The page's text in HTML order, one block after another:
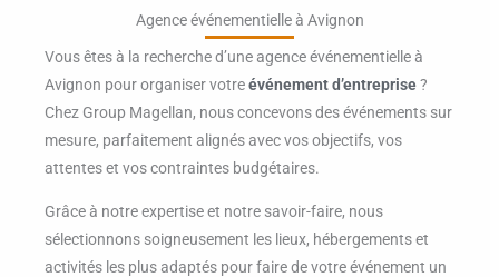
Agence événementielle à Avignon
Vous êtes à la recherche d’une agence événementielle à
Avignon pour organiser votreévénement d’entreprise?
Chez Group Magellan, nous concevons des événements sur
mesure, parfaitement alignés avec vos objectifs, vos
attentes et vos contraintes budgétaires.
Grâce à notre expertise et notre savoir-faire, nous
sélectionnons soigneusement les lieux, hébergements et
activités les plus adaptés pour faire de votre événement un